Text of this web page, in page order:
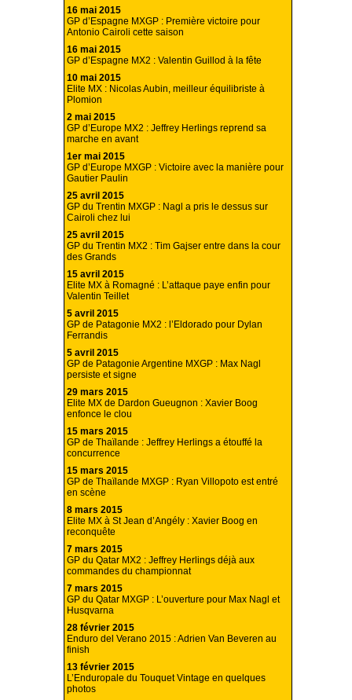
16 mai 2015
GP d’Espagne MXGP : Première victoire pour
Antonio Cairoli cette saison
16 mai 2015
GP d’Espagne MX2 : Valentin Guillod à la fête
10 mai 2015
Elite MX : Nicolas Aubin, meilleur équilibriste à
Plomion
2 mai 2015
GP d’Europe MX2 : Jeffrey Herlings reprend sa
marche en avant
1er mai 2015
GP d’Europe MXGP : Victoire avec la manière pour
Gautier Paulin
25 avril 2015
GP du Trentin MXGP : Nagl a pris le dessus sur
Cairoli chez lui
25 avril 2015
GP du Trentin MX2 : Tim Gajser entre dans la cour
des Grands
15 avril 2015
Elite MX à Romagné : L’attaque paye enfin pour
Valentin Teillet
5 avril 2015
GP de Patagonie MX2 : l’Eldorado pour Dylan
Ferrandis
5 avril 2015
GP de Patagonie Argentine MXGP : Max Nagl
persiste et signe
29 mars 2015
Elite MX de Dardon Gueugnon : Xavier Boog
enfonce le clou
15 mars 2015
GP de Thaïlande : Jeffrey Herlings a étouffé la
concurrence
15 mars 2015
GP de Thaïlande MXGP : Ryan Villopoto est entré
en scène
8 mars 2015
Elite MX à St Jean d’Angély : Xavier Boog en
reconquête
7 mars 2015
GP du Qatar MX2 : Jeffrey Herlings déjà aux
commandes du championnat
7 mars 2015
GP du Qatar MXGP : L’ouverture pour Max Nagl et
Husqvarna
28 février 2015
Enduro del Verano 2015 : Adrien Van Beveren au
finish
13 février 2015
L’Enduropale du Touquet Vintage en quelques
photos